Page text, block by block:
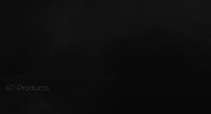
60 Products